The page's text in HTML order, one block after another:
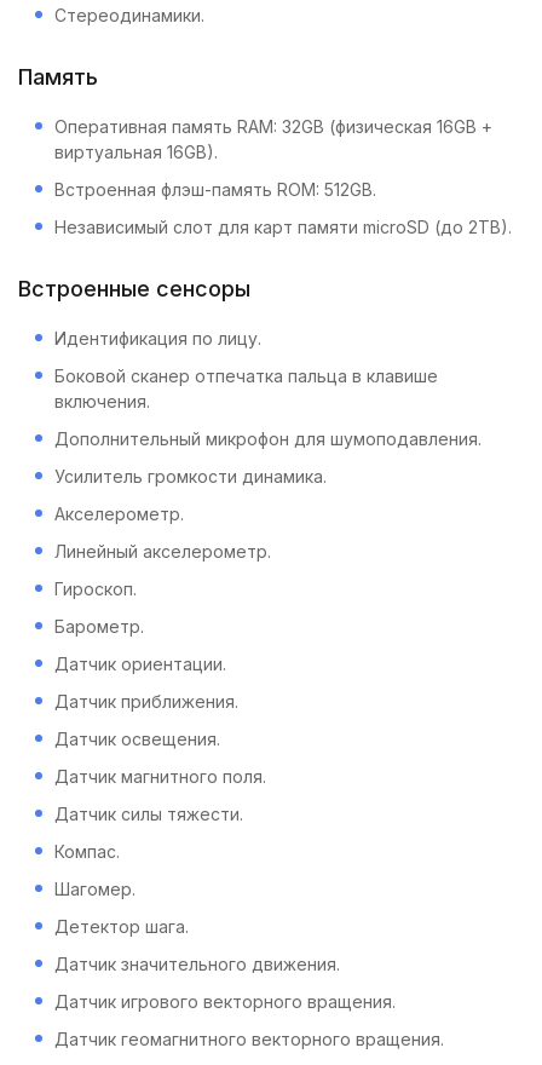
Стереодинамики.
Память
Оперативная память RAM: 32GB (физическая 16GB +
виртуальная 16GB).
Встроенная флэш-память ROM: 512GB.
Независимый слот для карт памяти microSD (до 2TB).
Встроенные сенсоры
Идентификация по лицу.
Боковой сканер отпечатка пальца в клавише
включения.
Дополнительный микрофон для шумоподавления.
Усилитель громкости динамика.
Акселерометр.
Линейный акселерометр.
Гироскоп.
Барометр.
Датчик ориентации.
Датчик приближения.
Датчик освещения.
Датчик магнитного поля.
Датчик силы тяжести.
Компас.
Шагомер.
Детектор шага.
Датчик значительного движения.
Датчик игрового векторного вращения.
Датчик геомагнитного векторного вращения.